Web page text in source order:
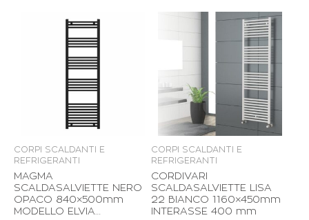
CORPI SCALDANTI E
REFRIGERANTI
MAGMA
SCALDASALVIETTE NERO
OPACO 840×500mm
MODELLO ELVIA
CORPI SCALDANTI E
REFRIGERANTI
CORDIVARI
SCALDASALVIETTE LISA
22 BIANCO 1160×450mm
INTERASSE 400 mm